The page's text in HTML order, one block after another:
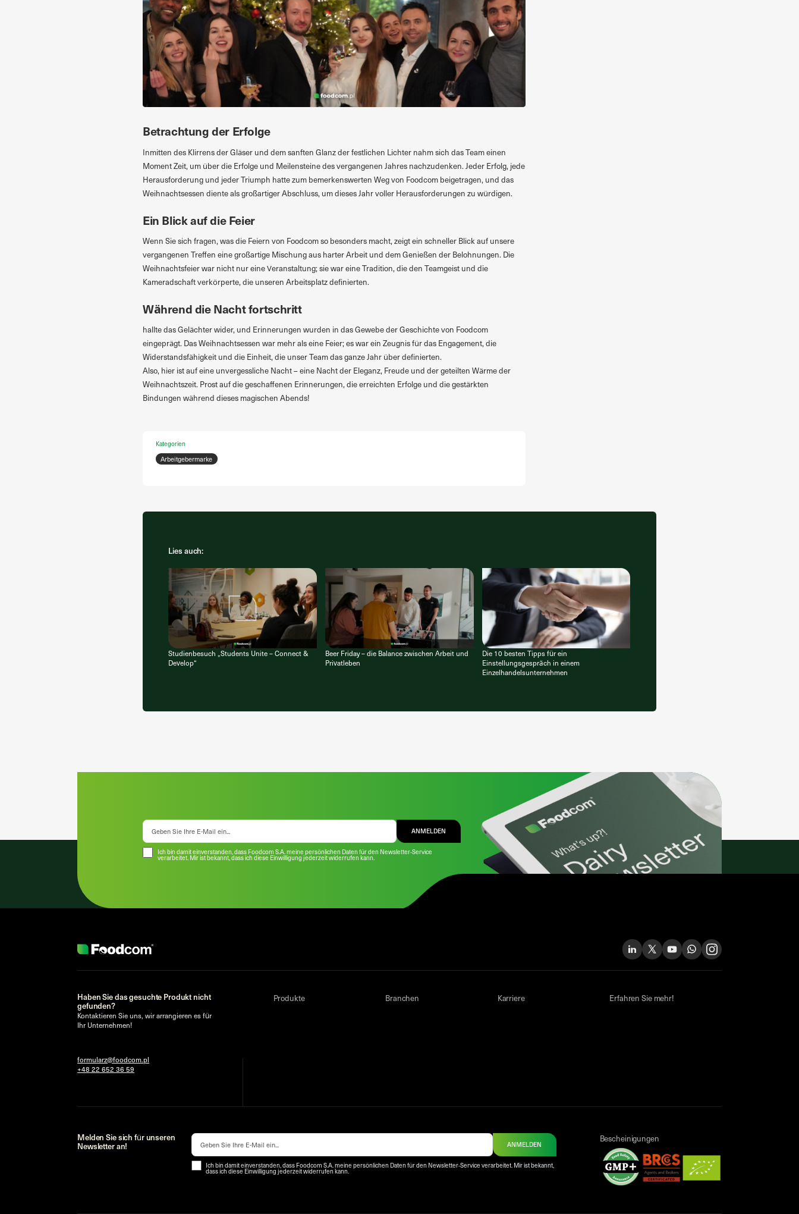
Betrachtung der Erfolge
Inmitten des Klirrens der Gläser und dem sanften Glanz der festlichen Lichter nahm sich das Team einen
Moment Zeit, um über die Erfolge und Meilensteine des vergangenen Jahres nachzudenken. Jeder Erfolg, jede
Herausforderung und jeder Triumph hatte zum bemerkenswerten Weg von Foodcom beigetragen, und das
Weihnachtsessen diente als großartiger Abschluss, um dieses Jahr voller Herausforderungen zu würdigen.
Ein Blick auf die Feier
Wenn Sie sich fragen, was die Feiern von Foodcom so besonders macht, zeigt ein schneller Blick auf unsere
vergangenen Treffen eine großartige Mischung aus harter Arbeit und dem Genießen der Belohnungen. Die
Weihnachtsfeier war nicht nur eine Veranstaltung; sie war eine Tradition, die den Teamgeist und die
Kameradschaft verkörperte, die unseren Arbeitsplatz definierten.
Während die Nacht fortschritt
hallte das Gelächter wider, und Erinnerungen wurden in das Gewebe der Geschichte von Foodcom
eingeprägt. Das Weihnachtsessen war mehr als eine Feier; es war ein Zeugnis für das Engagement, die
Widerstandsfähigkeit und die Einheit, die unser Team das ganze Jahr über definierten.
Also, hier ist auf eine unvergessliche Nacht – eine Nacht der Eleganz, Freude und der geteilten Wärme der
Weihnachtszeit. Prost auf die geschaffenen Erinnerungen, die erreichten Erfolge und die gestärkten
Bindungen während dieses magischen Abends!
Kategorien
Arbeitgebermarke
Lies auch:
Studienbesuch „Students Unite – Connect &
Develop“
Beer Friday – die Balance zwischen Arbeit und
Privatleben
Die 10 besten Tipps für ein
Einstellungsgespräch in einem
Einzelhandelsunternehmen
Ich bin damit einverstanden, dass Foodcom S.A. meine persönlichen Daten für den Newsletter-Service
verarbeitet. Mir ist bekannt, dass ich diese Einwilligung jederzeit widerrufen kann.
ANMELDEN
Haben Sie das gesuchte Produkt nicht
gefunden?
Kontaktieren Sie uns, wir arrangieren es für
Ihr Unternehmen!
formularz@foodcom.pl
+48 22 652 36 59
Produkte Branchen Karriere Erfahren Sie mehr!
Bescheinigungen
Melden Sie sich für unseren
Newsletter an!
Ich bin damit einverstanden, dass Foodcom S.A. meine persönlichen Daten für den Newsletter-Service verarbeitet. Mir ist bekannt,
dass ich diese Einwilligung jederzeit widerrufen kann.
ANMELDEN